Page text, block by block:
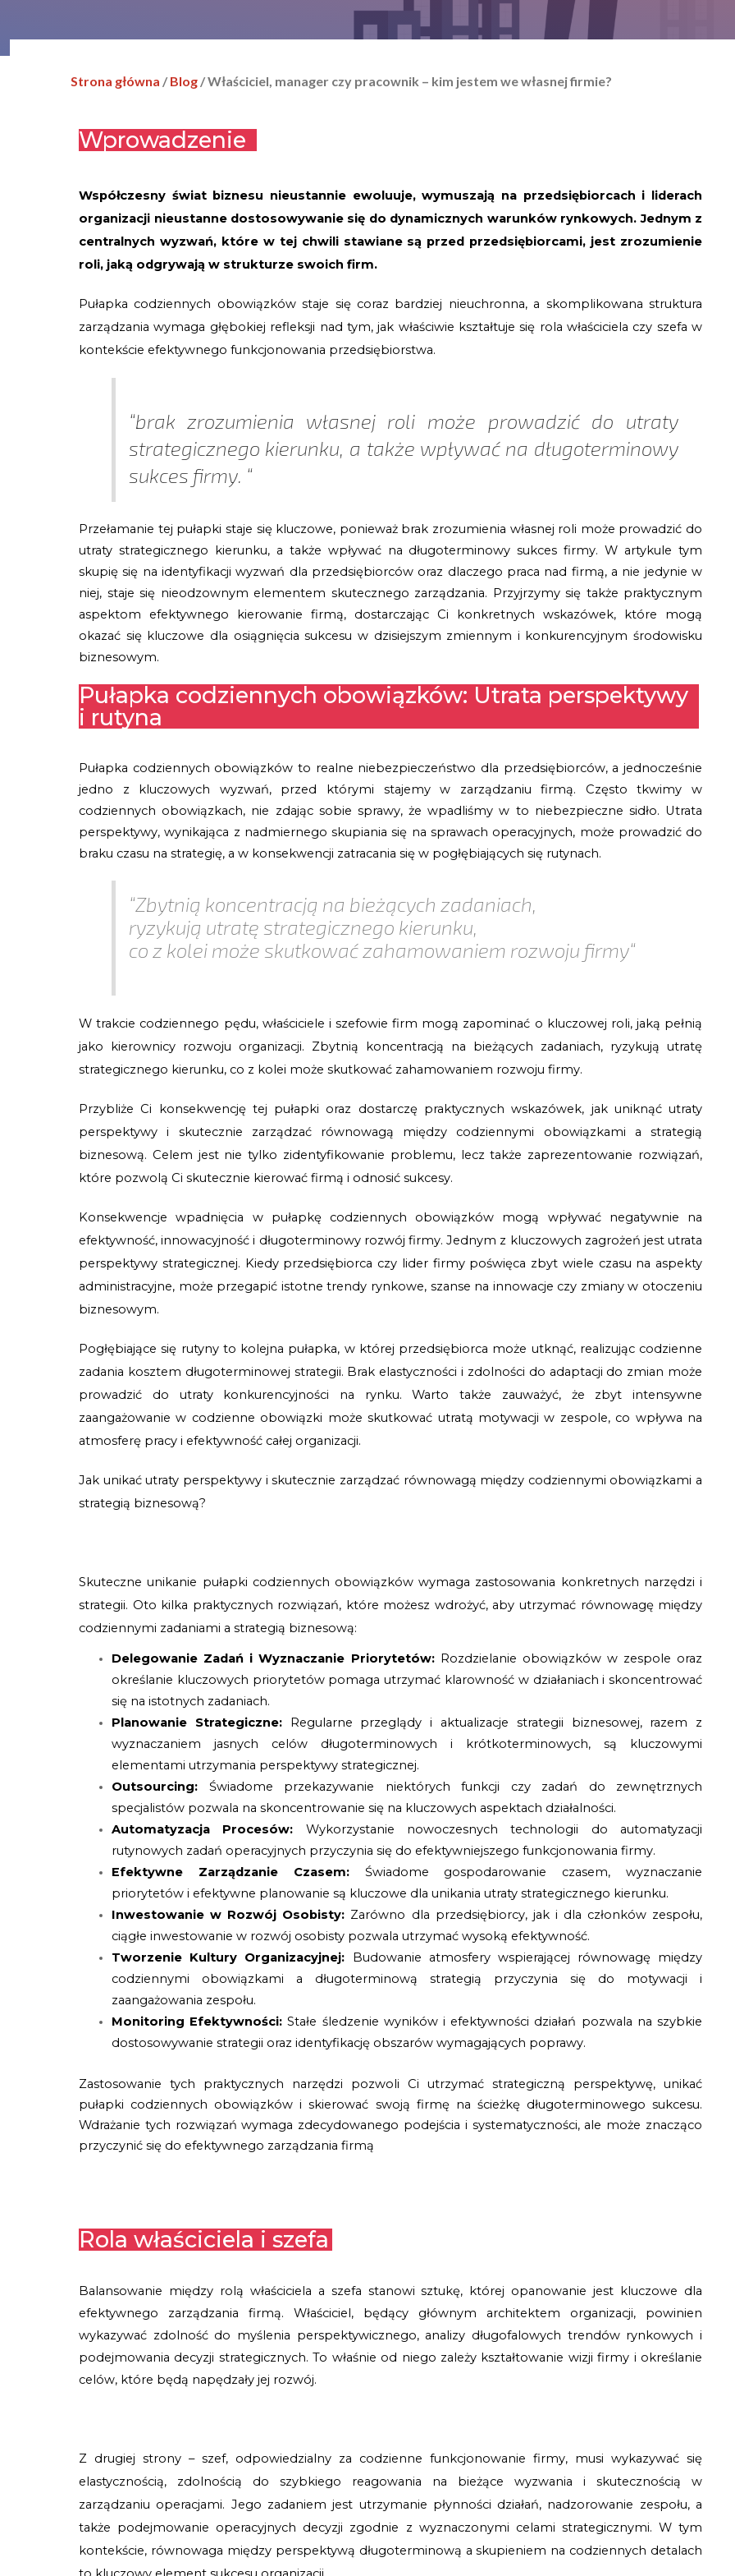
Strona główna / Blog / Właściciel, manager czy pracownik – kim jestem we własnej firmie?
Wprowadzenie
Współczesny świat biznesu nieustannie ewoluuje, wymuszają na przedsiębiorcach i liderach
organizacji nieustanne dostosowywanie się do dynamicznych warunków rynkowych. Jednym z
centralnych wyzwań, które w tej chwili stawiane są przed przedsiębiorcami, jest zrozumienie
roli, jaką odgrywają w strukturze swoich firm.
Pułapka codziennych obowiązków staje się coraz bardziej nieuchronna, a skomplikowana struktura
zarządzania wymaga głębokiej refleksji nad tym, jak właściwie kształtuje się rola właściciela czy szefa w
kontekście efektywnego funkcjonowania przedsiębiorstwa.
“brak zrozumienia własnej roli może prowadzić do utraty
strategicznego kierunku, a także wpływać na długoterminowy
sukces firmy. “
Przełamanie tej pułapki staje się kluczowe, ponieważ brak zrozumienia własnej roli może prowadzić do
utraty strategicznego kierunku, a także wpływać na długoterminowy sukces firmy. W artykule tym
skupię się na identyfikacji wyzwań dla przedsiębiorców oraz dlaczego praca nad firmą, a nie jedynie w
niej, staje się nieodzownym elementem skutecznego zarządzania. Przyjrzymy się także praktycznym
aspektom efektywnego kierowanie firmą, dostarczając Ci konkretnych wskazówek, które mogą
okazać się kluczowe dla osiągnięcia sukcesu w dzisiejszym zmiennym i konkurencyjnym środowisku
biznesowym.
Pułapka codziennych obowiązków: Utrata perspektywy
i rutyna
Pułapka codziennych obowiązków to realne niebezpieczeństwo dla przedsiębiorców, a jednocześnie
jedno z kluczowych wyzwań, przed którymi stajemy w zarządzaniu firmą. Często tkwimy w
codziennych obowiązkach, nie zdając sobie sprawy, że wpadliśmy w to niebezpieczne sidło. Utrata
perspektywy, wynikająca z nadmiernego skupiania się na sprawach operacyjnych, może prowadzić do
braku czasu na strategię, a w konsekwencji zatracania się w pogłębiających się rutynach.
“Zbytnią koncentracją na bieżących zadaniach,
ryzykują utratę strategicznego kierunku,
co z kolei może skutkować zahamowaniem rozwoju firmy“
W trakcie codziennego pędu, właściciele i szefowie firm mogą zapominać o kluczowej roli, jaką pełnią
jako kierownicy rozwoju organizacji. Zbytnią koncentracją na bieżących zadaniach, ryzykują utratę
strategicznego kierunku, co z kolei może skutkować zahamowaniem rozwoju firmy.
Przybliże Ci konsekwencję tej pułapki oraz dostarczę praktycznych wskazówek, jak uniknąć utraty
perspektywy i skutecznie zarządzać równowagą między codziennymi obowiązkami a strategią
biznesową. Celem jest nie tylko zidentyfikowanie problemu, lecz także zaprezentowanie rozwiązań,
które pozwolą Ci skutecznie kierować firmą i odnosić sukcesy.
Konsekwencje wpadnięcia w pułapkę codziennych obowiązków mogą wpływać negatywnie na
efektywność, innowacyjność i długoterminowy rozwój firmy. Jednym z kluczowych zagrożeń jest utrata
perspektywy strategicznej. Kiedy przedsiębiorca czy lider firmy poświęca zbyt wiele czasu na aspekty
administracyjne, może przegapić istotne trendy rynkowe, szanse na innowacje czy zmiany w otoczeniu
biznesowym.
Pogłębiające się rutyny to kolejna pułapka, w której przedsiębiorca może utknąć, realizując codzienne
zadania kosztem długoterminowej strategii. Brak elastyczności i zdolności do adaptacji do zmian może
prowadzić do utraty konkurencyjności na rynku. Warto także zauważyć, że zbyt intensywne
zaangażowanie w codzienne obowiązki może skutkować utratą motywacji w zespole, co wpływa na
atmosferę pracy i efektywność całej organizacji.
Jak unikać utraty perspektywy i skutecznie zarządzać równowagą między codziennymi obowiązkami a
strategią biznesową?
Skuteczne unikanie pułapki codziennych obowiązków wymaga zastosowania konkretnych narzędzi i
strategii. Oto kilka praktycznych rozwiązań, które możesz wdrożyć, aby utrzymać równowagę między
codziennymi zadaniami a strategią biznesową:
Delegowanie Zadań i Wyznaczanie Priorytetów: Rozdzielanie obowiązków w zespole oraz
określanie kluczowych priorytetów pomaga utrzymać klarowność w działaniach i skoncentrować
się na istotnych zadaniach.
Planowanie Strategiczne: Regularne przeglądy i aktualizacje strategii biznesowej, razem z
wyznaczaniem jasnych celów długoterminowych i krótkoterminowych, są kluczowymi
elementami utrzymania perspektywy strategicznej.
Outsourcing: Świadome przekazywanie niektórych funkcji czy zadań do zewnętrznych
specjalistów pozwala na skoncentrowanie się na kluczowych aspektach działalności.
Automatyzacja Procesów: Wykorzystanie nowoczesnych technologii do automatyzacji
rutynowych zadań operacyjnych przyczynia się do efektywniejszego funkcjonowania firmy.
Efektywne Zarządzanie Czasem: Świadome gospodarowanie czasem, wyznaczanie
priorytetów i efektywne planowanie są kluczowe dla unikania utraty strategicznego kierunku.
Inwestowanie w Rozwój Osobisty: Zarówno dla przedsiębiorcy, jak i dla członków zespołu,
ciągłe inwestowanie w rozwój osobisty pozwala utrzymać wysoką efektywność.
Tworzenie Kultury Organizacyjnej: Budowanie atmosfery wspierającej równowagę między
codziennymi obowiązkami a długoterminową strategią przyczynia się do motywacji i
zaangażowania zespołu.
Monitoring Efektywności: Stałe śledzenie wyników i efektywności działań pozwala na szybkie
dostosowywanie strategii oraz identyfikację obszarów wymagających poprawy.
Zastosowanie tych praktycznych narzędzi pozwoli Ci utrzymać strategiczną perspektywę, unikać
pułapki codziennych obowiązków i skierować swoją firmę na ścieżkę długoterminowego sukcesu.
Wdrażanie tych rozwiązań wymaga zdecydowanego podejścia i systematyczności, ale może znacząco
przyczynić się do efektywnego zarządzania firmą
Rola właściciela i szefa
Balansowanie między rolą właściciela a szefa stanowi sztukę, której opanowanie jest kluczowe dla
efektywnego zarządzania firmą. Właściciel, będący głównym architektem organizacji, powinien
wykazywać zdolność do myślenia perspektywicznego, analizy długofalowych trendów rynkowych i
podejmowania decyzji strategicznych. To właśnie od niego zależy kształtowanie wizji firmy i określanie
celów, które będą napędzały jej rozwój.
Z drugiej strony – szef, odpowiedzialny za codzienne funkcjonowanie firmy, musi wykazywać się
elastycznością, zdolnością do szybkiego reagowania na bieżące wyzwania i skutecznością w
zarządzaniu operacjami. Jego zadaniem jest utrzymanie płynności działań, nadzorowanie zespołu, a
także podejmowanie operacyjnych decyzji zgodnie z wyznaczonymi celami strategicznymi. W tym
kontekście, równowaga między perspektywą długoterminową a skupieniem na codziennych detalach